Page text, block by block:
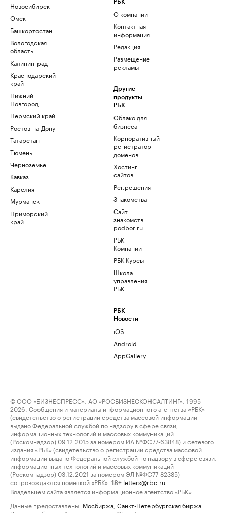
Новосибирск
Омск
Башкортостан
Вологодская
область
Калининград
Краснодарский
край
Нижний
Новгород
Пермский край
Ростов-на-Дону
Татарстан
Тюмень
Черноземье
Кавказ
Карелия
Мурманск
Приморский
край
РБК
О компании
Контактная
информация
Редакция
Размещение
рекламы
Другие
продукты
РБК
Облако для
бизнеса
Корпоративный
регистратор
доменов
Хостинг
сайтов
Рег.решения
Знакомства
Сайт
знакомств
podbor.ru
РБК
Компании
РБК Курсы
Школа
управления
РБК
РБК
Новости
iOS
Android
AppGallery
© ООО «БИЗНЕСПРЕСС», АО «РОСБИЗНЕСКОНСАЛТИНГ», 1995–
2026. Сообщения и материалы информационного агентства «РБК»
(свидетельство о регистрации средства массовой информации
выдано Федеральной службой по надзору в сфере связи,
информационных технологий и массовых коммуникаций
(Роскомнадзор) 09.12.2015 за номером ИА №ФС77-63848) и сетевого
издания «РБК» (свидетельство о регистрации средства массовой
информации выдано Федеральной службой по надзору в сфере связи,
информационных технологий и массовых коммуникаций
(Роскомнадзор) 03.12.2021 за номером ЭЛ №ФС77-82385)
сопровождаются пометкой «РБК».
18+ letters@rbc.ru
Владельцем сайта является информационное агентство «РБК».
Данные предоставлены: Мосбиржа Санкт-Петербургская биржа